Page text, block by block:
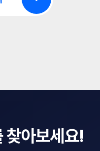
찾아보세요!